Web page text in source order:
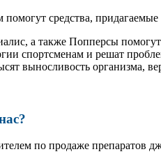
средства, придагаемые
а также Попперсы
спортсменам и решат
выносливость организма,
по продаже препаратов